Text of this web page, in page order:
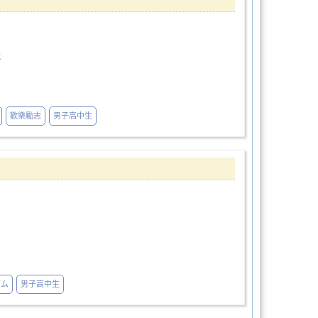
歡樂勵志 男子高中生
男子高中生